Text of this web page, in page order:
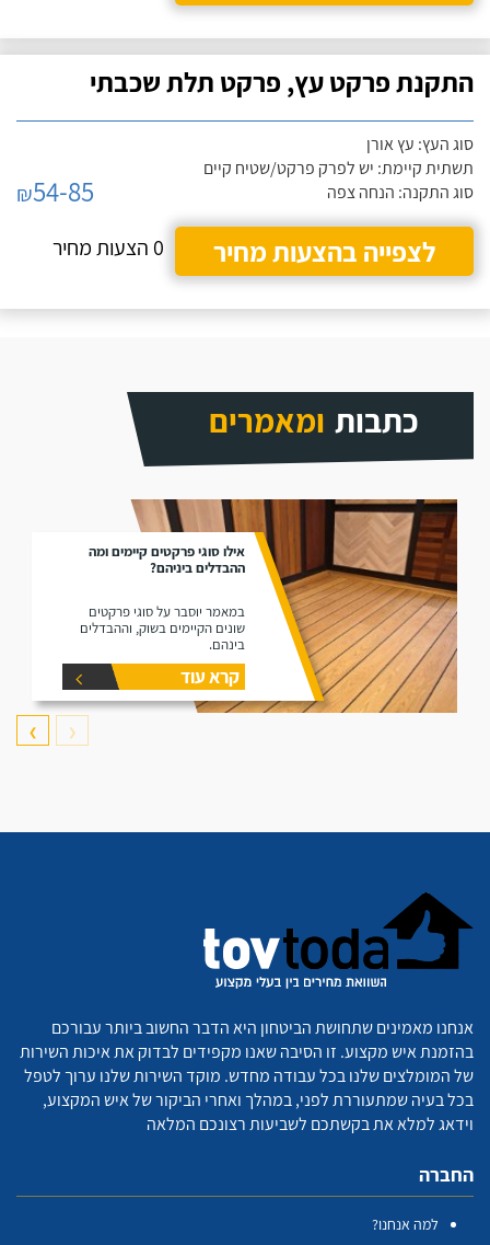
התקנת פרקט עץ, פרקט תלת שכבתי
סוג העץ: עץ אורן
תשתית קיימת: יש לפרק פרקט/שטיח קיים
סוג התקנה: הנחה צפה
₪54-85
לצפייה בהצעות מחיר
0 הצעות מחיר
כתבות ומאמרים
אילו סוגי פרקטים קיימים ומה
ההבדלים ביניהם?
במאמר יוסבר על סוגי פרקטים
שונים הקיימים בשוק, וההבדלים
בינהם.
קרא עוד
❮
❯
אנחנו מאמינים שתחושת הביטחון היא הדבר החשוב ביותר עבורכם
בהזמנת איש מקצוע. זו הסיבה שאנו מקפידים לבדוק את איכות השירות
של המומלצים שלנו בכל עבודה מחדש. מוקד השירות שלנו ערוך לטפל
בכל בעיה שמתעוררת לפני, במהלך ואחרי הביקור של איש המקצוע,
וידאג למלא את בקשתכם לשביעות רצונכם המלאה
החברה
למה אנחנו?